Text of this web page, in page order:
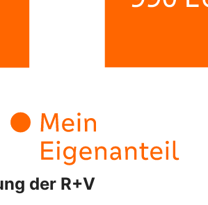
der R+V